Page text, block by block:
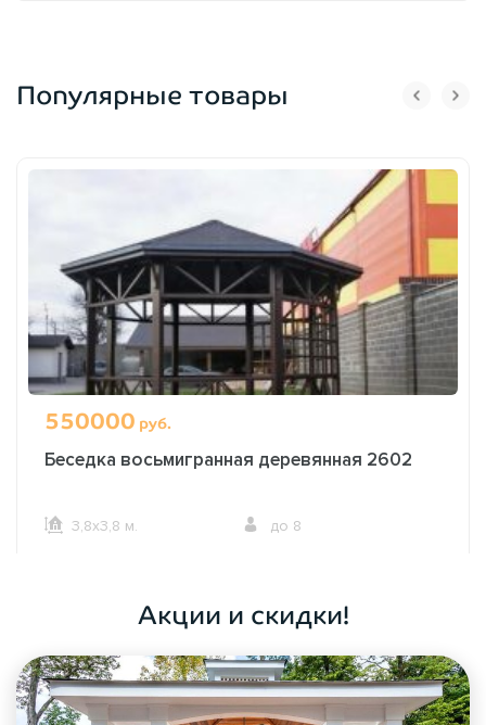
Популярные товары
550000 руб.
Беседка восьмигранная деревянная 2602
3,8х3,8 м. до 8
Акции и скидки!